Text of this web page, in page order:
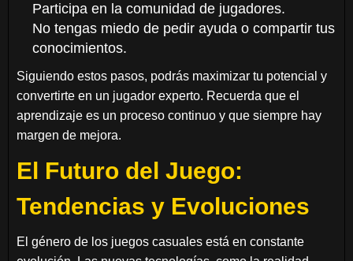
Participa en la comunidad de jugadores.
No tengas miedo de pedir ayuda o compartir tus
conocimientos.
Siguiendo estos pasos, podrás maximizar tu potencial y
convertirte en un jugador experto. Recuerda que el
aprendizaje es un proceso continuo y que siempre hay
margen de mejora.
El Futuro del Juego:
Tendencias y Evoluciones
El género de los juegos casuales está en constante